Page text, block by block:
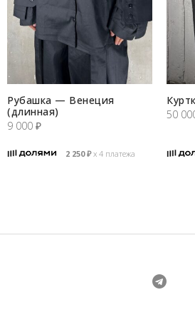
Рубашка — Венеция
(длинная)
9 000 ₽
2 250₽х 4 платежа
50